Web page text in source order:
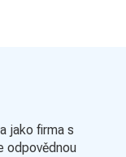
jako firma s
odpovědnou